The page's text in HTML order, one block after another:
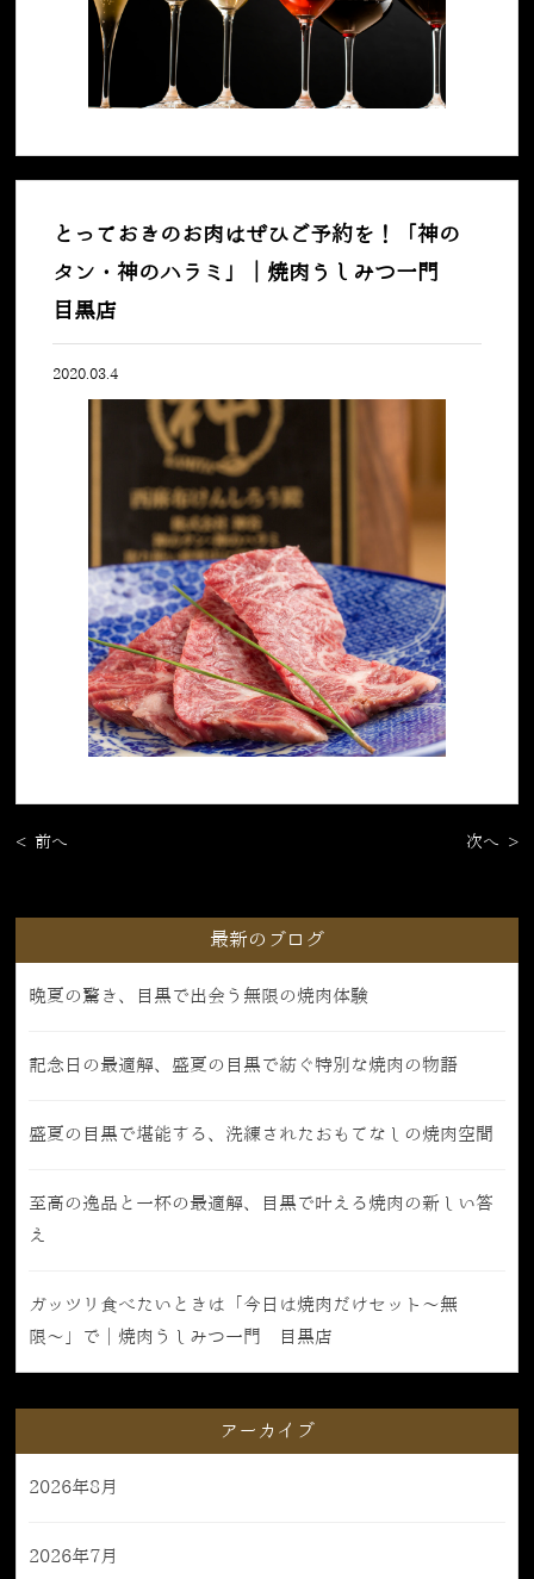
とっておきのお肉はぜひご予約を！「神の
タン・神のハラミ」｜焼肉うしみつ一門
目黒店
2020.03.4
< 前へ 次へ >
最新のブログ
晩夏の驚き、目黒で出会う無限の焼肉体験
記念日の最適解、盛夏の目黒で紡ぐ特別な焼肉の物語
盛夏の目黒で堪能する、洗練されたおもてなしの焼肉空間
至高の逸品と一杯の最適解、目黒で叶える焼肉の新しい答
え
ガッツリ食べたいときは「今日は焼肉だけセット〜無
限〜」で｜焼肉うしみつ一門 目黒店
アーカイブ
2026年8月
2026年7月